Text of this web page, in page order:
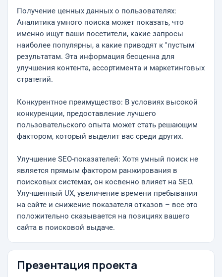
Получение ценных данных о пользователях:
Аналитика умного поиска может показать, что
именно ищут ваши посетители, какие запросы
наиболее популярны, а какие приводят к "пустым"
результатам. Эта информация бесценна для
улучшения контента, ассортимента и маркетинговых
стратегий.
Конкурентное преимущество: В условиях высокой
конкуренции, предоставление лучшего
пользовательского опыта может стать решающим
фактором, который выделит вас среди других.
Улучшение SEO-показателей: Хотя умный поиск не
является прямым фактором ранжирования в
поисковых системах, он косвенно влияет на SEO.
Улучшенный UX, увеличение времени пребывания
на сайте и снижение показателя отказов – все это
положительно сказывается на позициях вашего
сайта в поисковой выдаче.
Презентация проекта